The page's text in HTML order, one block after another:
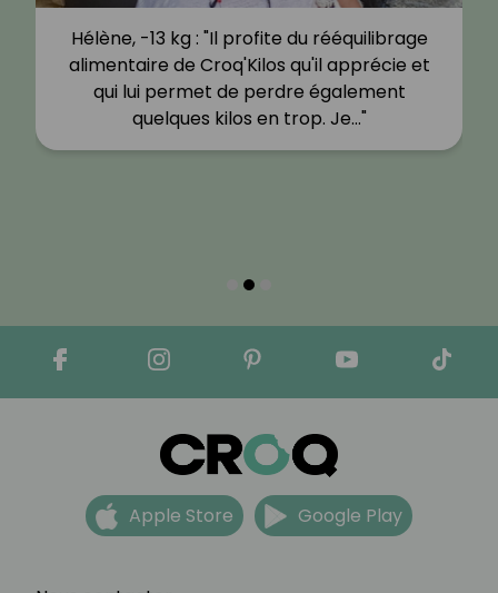
Hélène, -13 kg : "Il profite du rééquilibrage
alimentaire de Croq'Kilos qu'il apprécie et
qui lui permet de perdre également
quelques kilos en trop. Je…"
Apple Store Google Play